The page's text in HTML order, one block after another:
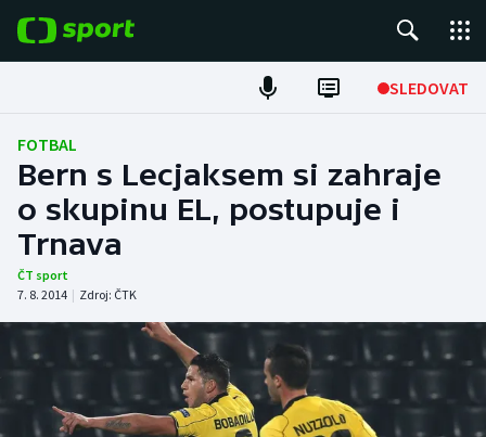
SLEDOVAT
Fotbal
Hokej
Tenis
Atletika
Cyklistika
DALŠÍ SPORTY
FOTBAL
Bern s Lecjaksem si zahraje
o skupinu EL, postupuje i
Trnava
ČT sport
7. 8. 2014 | Zdroj: ČTK